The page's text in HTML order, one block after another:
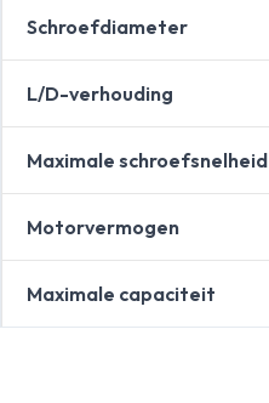
Schroefdiameter
L/D-verhouding
Maximale schroefsnelheid
Motorvermogen
Maximale capaciteit